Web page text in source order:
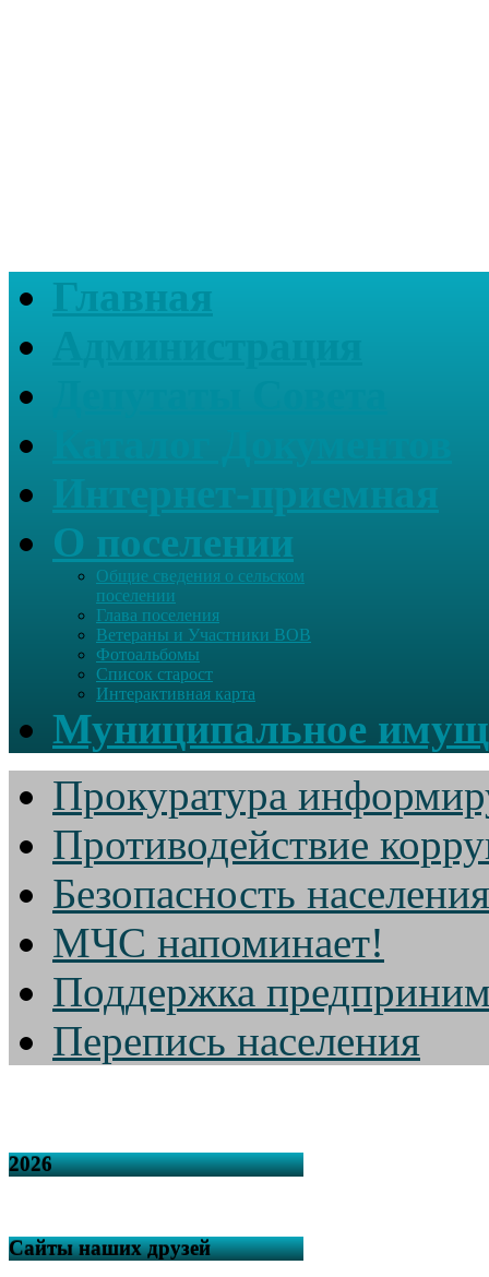
Главная
О поселении
Общие сведения о сельском
поселении
Глава поселения
Ветераны и Участники ВОВ
Фотоальбомы
Список старост
Интерактивная карта
Муниципальное
Прокуратура
Противодействие
Безопасность населения
МЧС напоминает!
Поддержка
Перепись населения
2026
Сайты наших друзей